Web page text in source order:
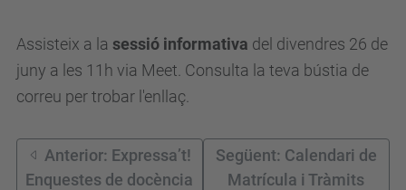
Assisteix a la sessió informativa del divendres 26 de
juny a les 11h via Meet. Consulta la teva bústia de
correu per trobar l'enllaç.
Anterior: Expressa’t!
Enquestes de docència
Següent: Calendari de
Matrícula i Tràmits